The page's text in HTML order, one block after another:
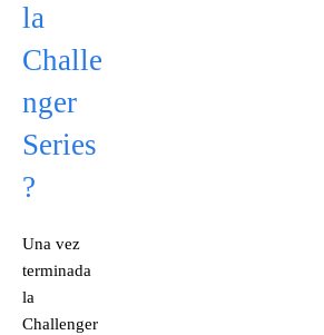
la
Challe
nger
Series
?
Una vez
terminada
la
Challenger